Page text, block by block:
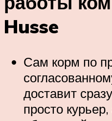
Husse
Сам корм по
доставит
просто